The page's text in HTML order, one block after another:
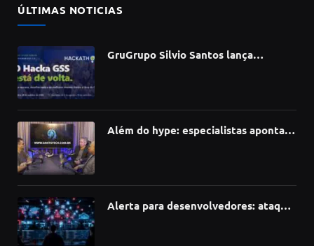
ÚLTIMAS NOTICIAS
GruGrupo Silvio Santos lança
Além do hype: especialistas apontam
Alerta para desenvolvedores: ataque